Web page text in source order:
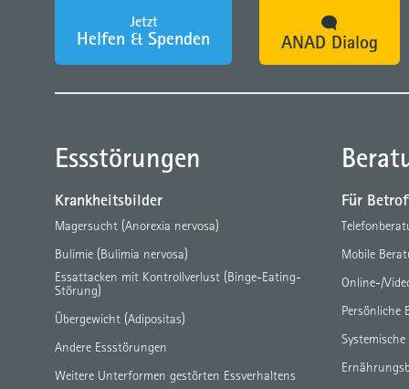
Jetzt
Helfen & Spenden ANAD Dialog
Essstörungen
Krankheitsbilder
Magersucht (Anorexia nervosa)
Bulimie (Bulimia nervosa)
Essattacken mit Kontrollverlust (Binge-Eating-
Störung)
Übergewicht (Adipositas)
Andere Essstörungen
Weitere Unterformen gestörten Essverhaltens
Für
Mobile
Online-/
Persönliche